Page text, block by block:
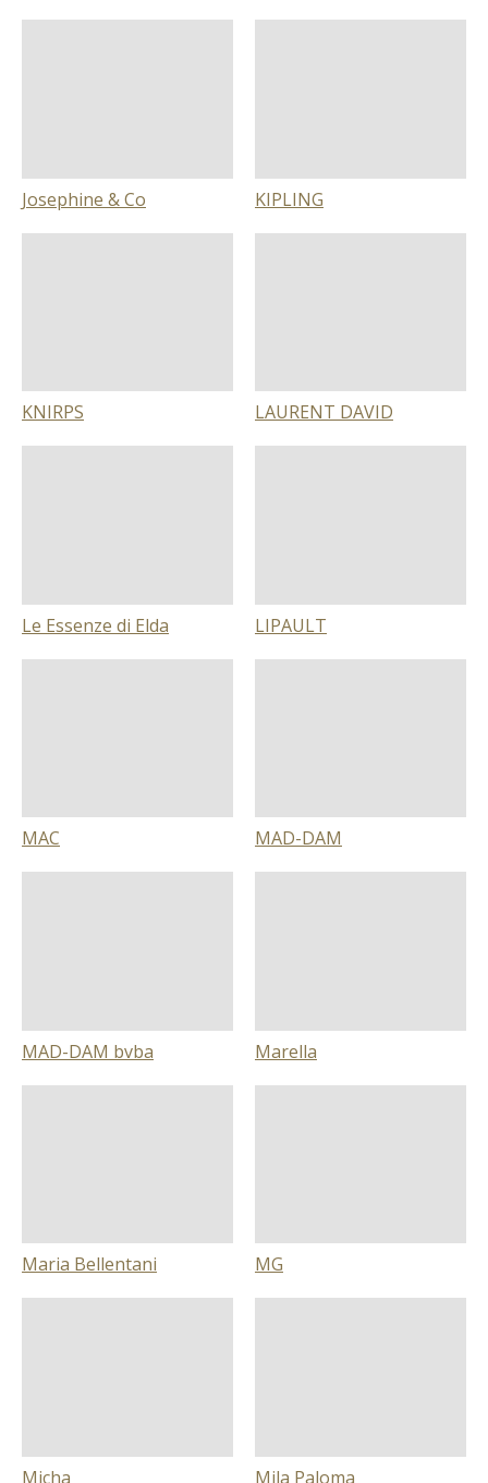
Josephine & Co KIPLING
KNIRPS LAURENT DAVID
Le Essenze di Elda LIPAULT
MAC MAD-DAM
MAD-DAM bvba Marella
Maria Bellentani MG
Micha Mila Paloma